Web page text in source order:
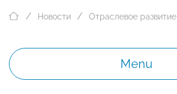
Новости Отраслевое развитие
Menu